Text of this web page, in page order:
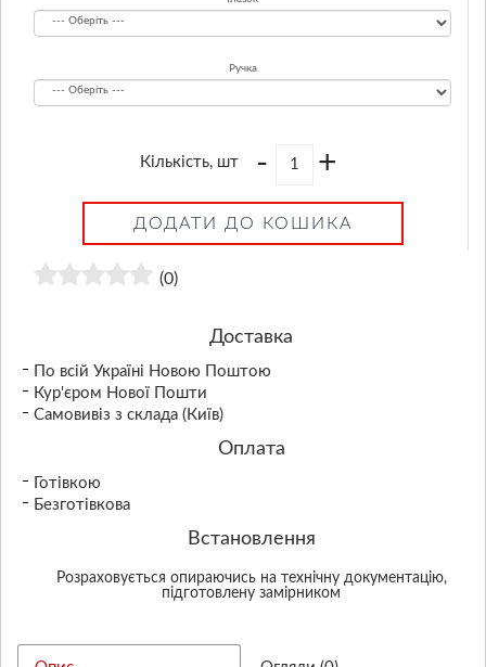
Ручка
Кількість, шт - +
ДОДАТИ ДО КОШИКА
(0)
Доставка
По всій Україні Новою Поштою
Кур'єром Нової Пошти
Самовивіз з склада (Київ)
Оплата
Готівкою
Безготівкова
Встановлення
Розраховується опираючись на технічну документацію,
підготовлену замірником